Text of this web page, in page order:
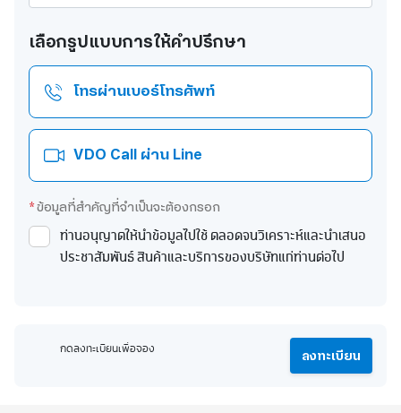
เลือกรูปแบบการให้คำปรึกษา
โทรผ่านเบอร์โทรศัพท์
VDO Call ผ่าน Line
*ข้อมูลที่สำคัญที่จำเป็นจะต้องกรอก
ท่านอนุญาตให้นำข้อมูลไปใช้ ตลอดจนวิเคราะห์และนำเสนอ
ประชาสัมพันธ์ สินค้าและบริการของบริษัทแก่ท่านต่อไป
กดลงทะเบียนเพื่อจอง ลงทะเบียน